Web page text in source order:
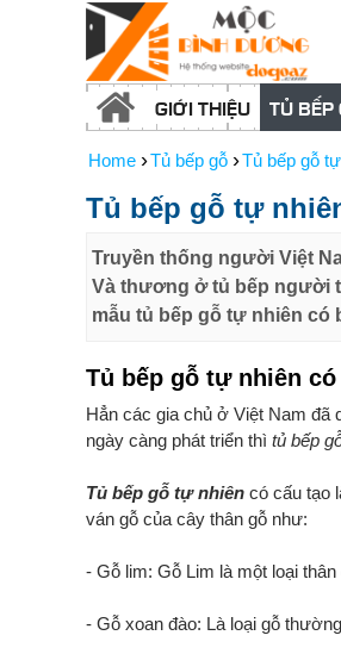
GIỚI THIỆU TỦ BẾP
Home ›Tủ bếp gỗ ›Tủ bếp gỗ
Tủ bếp gỗ tự
Truyền thống người Việt
Và thương ở tủ bếp người
mẫu tủ bếp gỗ tự nhiên có
Tủ bếp gỗ tự nhiên
Hẳn các gia chủ ở Việt Nam đã
ngày càng phát triển thì tủ bếp
Tủ bếp gỗ tự nhiên có cấu tạo
ván gỗ của cây thân gỗ như:
- Gỗ lim: Gỗ Lim là một loại
- Gỗ xoan đào: Là loại gỗ